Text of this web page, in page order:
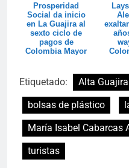
Prosperidad
Social da inicio
en La Guajira al
sexto ciclo de
pagos de
Colombia Mayor
Etiquetado: Alta Guajira
bolsas de plástico
María Isabel Cabarcas
turistas